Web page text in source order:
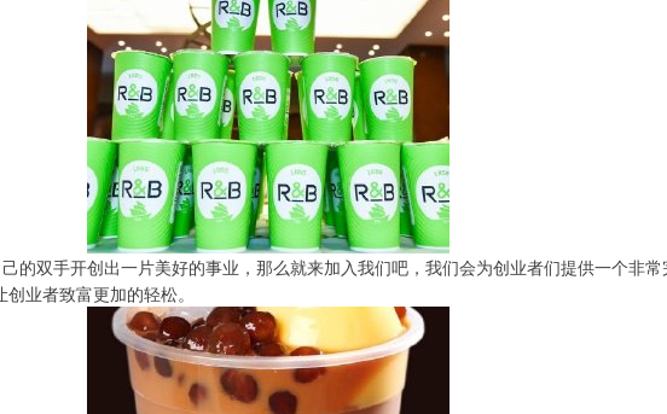
的双手开创出一片美好的事业，那么就来加入我们吧，我们会为创业者们提供一个非常
业者致富更加的轻松。